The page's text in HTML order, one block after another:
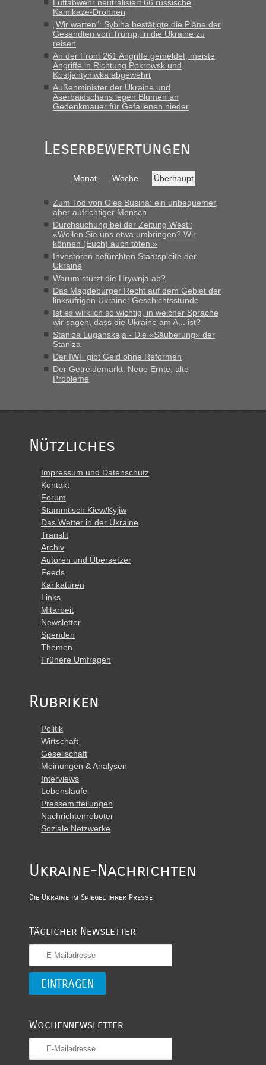
Berichte und Reisetipps • Re: An welchem
Grenzübergang zwischen Polen und der Ukraine
geht es am schnellsten?
„Derzeit, ist es überall sehr voll an den Grenzen Ukraine/
Polen. Zb. Krakovets 100 PKW ca. 10 h Wartezeit. Wollen
Montag rüber, versuchen es sehr früh.“
Luftabwehr neutralisiert 66 russische
Kamikaze-Drohnen
„Wir warten“: Sybiha bestätigte die Pläne der
Gesandten von Trump, in die Ukraine zu
reisen
An der Front 261 Angriffe gemeldet, meiste
Angriffe in Richtung Pokrowsk und
Kostjantyniwka abgewehrt
Außenminister der Ukraine und
Aserbaidschans legen Blumen an
Gedenkmauer für Gefallenen nieder
Leserbewertungen
Monat Woche Überhaupt
Zum Tod von Oles Busina: ein unbequemer,
aber aufrichtiger Mensch
Durchsuchung bei der Zeitung Westi:
«Wollen Sie uns etwa umbringen? Wir
können (Euch) auch töten.»
Investoren befürchten Staatspleite der
Ukraine
Warum stürzt die Hrywnja ab?
Das Magdeburger Recht auf dem Gebiet der
linksufrigen Ukraine: Geschichtsstunde
Ist es wirklich so wichtig, in welcher Sprache
wir sagen, dass die Ukraine am A... ist?
Staniza Luganskaja - Die «Säuberung» der
Staniza
Der IWF gibt Geld ohne Reformen
Der Getreidemarkt: Neue Ernte, alte
Probleme
Nützliches
Impressum und Datenschutz
Kontakt
Forum
Stammtisch Kiew/Kyjiw
Das Wetter in der Ukraine
Translit
Archiv
Autoren und Übersetzer
Feeds
Karikaturen
Links
Mitarbeit
Newsletter
Spenden
Themen
Frühere Umfragen
Rubriken
Politik
Wirtschaft
Gesellschaft
Meinungen & Analysen
Interviews
Lebensläufe
Pressemitteilungen
Nachrichtenroboter
Soziale Netzwerke
Ukraine-Nachrichten
Die Ukraine im Spiegel ihrer Presse
Täglicher Newsletter
Wochennewsletter